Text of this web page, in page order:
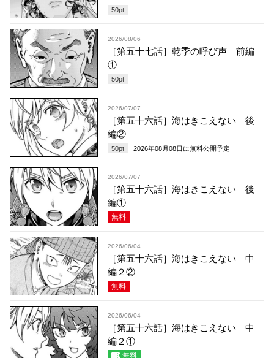
50pt
2026/08/06
［第五十七話］乾季の呼び声 前編
①
50pt
2026/07/07
［第五十六話］海はきこえない 後
編②
50pt 2026年08月08日 に無料公開予定
2026/07/07
［第五十六話］海はきこえない 後
編①
無料
2026/06/04
［第五十六話］海はきこえない 中
編２②
無料
2026/06/04
［第五十六話］海はきこえない 中
編２①
無料